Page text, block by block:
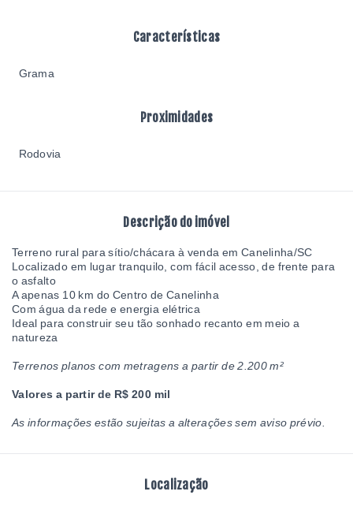
Características
Grama
Proximidades
Rodovia
Descrição do imóvel
Terreno rural para sítio/chácara à venda em Canelinha/SC
Localizado em lugar tranquilo, com fácil acesso, de frente para
o asfalto
A apenas 10 km do Centro de Canelinha
Com água da rede e energia elétrica
Ideal para construir seu tão sonhado recanto em meio a
natureza
Terrenos planos com metragens a partir de 2.200 m²
Valores a partir de R$ 200 mil
As informações estão sujeitas a alterações sem aviso prévio.
Localização